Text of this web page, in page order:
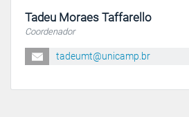
Tadeu Moraes Taffarello
Coordenador
tadeumt@unicamp.br